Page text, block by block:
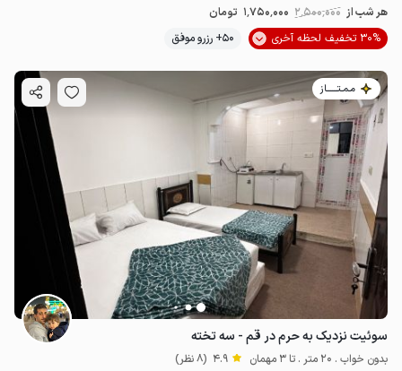
هر شب از 2٬500٬000 1٬750٬000 تومان
30% تخفیف لحظه آخری
50+ رزرو موفق
مـمـتــــــاز
سوئیت نزدیک به حرم در قم - سه تخته
بدون خواب . 20 متر . تا 3 مهمان 4.9 (8 نظر)